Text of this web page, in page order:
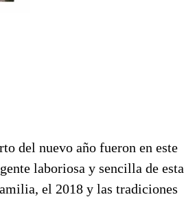
del nuevo año fueron en este
laboriosa y sencilla de esta
el 2018 y las tradiciones